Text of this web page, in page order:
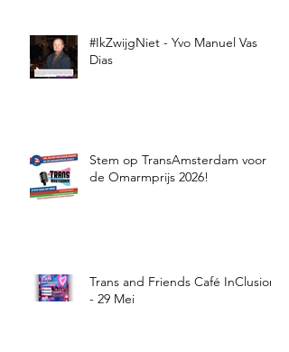
#IkZwijgNiet - Yvo Manuel Vas
Dias
Stem op TransAmsterdam voor
de Omarmprijs 2026!
Trans and Friends Café InClusion
- 29 Mei